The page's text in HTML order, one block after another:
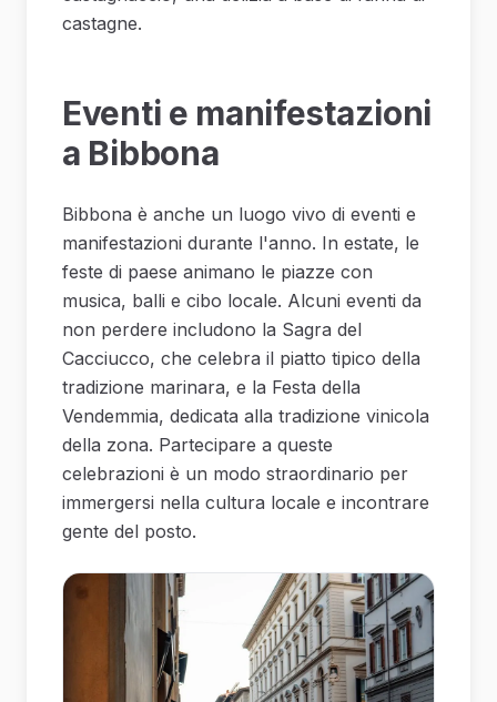
castagne.
Eventi e manifestazioni
a Bibbona
Bibbona è anche un luogo vivo di eventi e
manifestazioni durante l'anno. In estate, le
feste di paese animano le piazze con
musica, balli e cibo locale. Alcuni eventi da
non perdere includono la Sagra del
Cacciucco, che celebra il piatto tipico della
tradizione marinara, e la Festa della
Vendemmia, dedicata alla tradizione vinicola
della zona. Partecipare a queste
celebrazioni è un modo straordinario per
immergersi nella cultura locale e incontrare
gente del posto.